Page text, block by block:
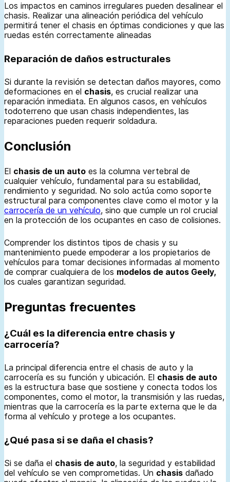
Los impactos en caminos irregulares pueden desalinear el
chasis. Realizar una alineación periódica del vehículo
permitirá tener el chasis en óptimas condiciones y que las
ruedas estén correctamente alineadas
Reparación de daños estructurales
Si durante la revisión se detectan daños mayores, como
deformaciones en el chasis, es crucial realizar una
reparación inmediata. En algunos casos, en vehículos
todoterreno que usan chasis independientes, las
reparaciones pueden requerir soldadura.
Conclusión
El chasis de un auto es la columna vertebral de
cualquier vehículo, fundamental para su estabilidad,
rendimiento y seguridad. No solo actúa como soporte
estructural para componentes clave como el motor y la
carrocería de un vehículo, sino que cumple un rol crucial
en la protección de los ocupantes en caso de colisiones.
Comprender los distintos tipos de chasis y su
mantenimiento puede empoderar a los propietarios de
vehículos para tomar decisiones informadas al momento
de comprar cualquiera de los modelos de autos Geely,
los cuales garantizan seguridad.
Preguntas frecuentes
¿Cuál es la diferencia entre chasis y
carrocería?
La principal diferencia entre el chasis de auto y la
carrocería es su función y ubicación. El chasis de auto
es la estructura base que sostiene y conecta todos los
componentes, como el motor, la transmisión y las ruedas,
mientras que la carrocería es la parte externa que le da
forma al vehículo y protege a los ocupantes.
¿Qué pasa si se daña el chasis?
Si se daña el chasis de auto, la seguridad y estabilidad
del vehículo se ven comprometidas. Un chasis dañado